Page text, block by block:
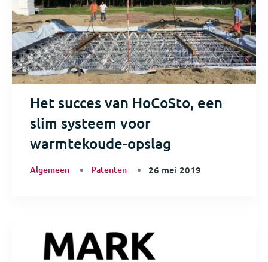
Het succes van HoCoSto, een
slim systeem voor
warmtekoude-opslag
Algemeen Patenten 26 mei 2019